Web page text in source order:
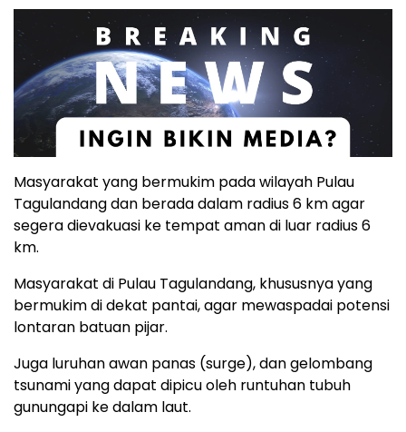
Masyarakat yang bermukim pada wilayah Pulau
Tagulandang dan berada dalam radius 6 km agar
segera dievakuasi ke tempat aman di luar radius 6
km.
Masyarakat di Pulau Tagulandang, khususnya yang
bermukim di dekat pantai, agar mewaspadai potensi
lontaran batuan pijar.
Juga luruhan awan panas (surge), dan gelombang
tsunami yang dapat dipicu oleh runtuhan tubuh
gunungapi ke dalam laut.